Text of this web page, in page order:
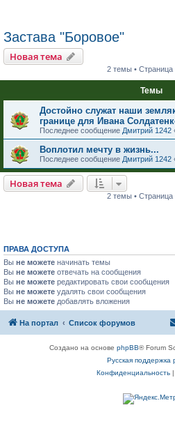
Застава "Боровое"
Новая тема
2 темы • Страница
Темы
Достойно служат наши
границе для Ивана
Последнее сообщение Дмитрий 1242
Воплотил мечту в жизнь...
Последнее сообщение Дмитрий 1242
Новая тема
2 темы • Страница
ПРАВА ДОСТУПА
Вы не можете начинать темы
Вы не можете отвечать на сообщения
Вы не можете редактировать свои сообщения
Вы не можете удалять свои сообщения
Вы не можете добавлять вложения
На портал Список форумов
Создано на основеphpBB® Forum
Русская поддержка
Конфиденциальность